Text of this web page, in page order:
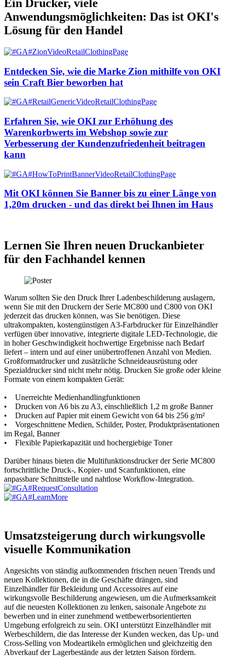
Ein Drucker, viele
Anwendungsmöglichkeiten: Das ist OKI's
Lösung für den Handel
Entdecken Sie, wie die Marke Zion mithilfe von OKI
sein Craft Bier beworben hat
Erfahren Sie, wie OKI zur Erhöhung des
Warenkorbwerts im Webshop sowie zur
Verbesserung der Kundenzufriedenheit beitragen
kann
Mit OKI können Sie Banner bis zu einer Länge von
1,20m drucken - und das direkt bei Ihnen im Haus
Lernen Sie Ihren neuen Druckanbieter
für den Fachhandel kennen
Warum sollten Sie den Druck Ihrer Ladenbeschilderung auslagern,
wenn Sie mit den Druckern der Serie MC800 und C800 von OKI
jederzeit das drucken können, was Sie benötigen. Diese
ultrakompakten, kostengünstigen A3-Farbdrucker für Einzelhändler
verfügen über innovative, integrierte digitale LED-Technologie, die
in hoher Geschwindigkeit hochwertige Ergebnisse nach Bedarf
liefert – intern und auf einer unübertroffenen Anzahl von Medien.
Großformatdrucker und zusätzliche Schneideausrüstung oder
Spezialdrucker sind nicht mehr nötig. Drucken Sie große oder kleine
Formate von einem kompakten Gerät:
• Unerreichte Medienhandlingfunktionen
• Drucken von A6 bis zu A3, einschließlich 1,2 m große Banner
• Drucken auf Papier mit einem Gewicht von 64 bis 256 g/m²
• Vorgeschnittene Medien, Schilder, Poster, Produktpräsentationen
im Regal, Banner
• Flexible Papierkapazität und hochergiebige Toner
Darüber hinaus bieten die Multifunktionsdrucker der Serie MC800
fortschrittliche Druck-, Kopier- und Scanfunktionen, eine
anpassbare Schnittstelle und nahtlose Workflow-Integration.
Umsatzsteigerung durch wirkungsvolle
visuelle Kommunikation
Angesichts von ständig aufkommenden frischen neuen Trends und
neuen Kollektionen, die in die Geschäfte drängen, sind
Einzelhändler für Bekleidung und Accessoires auf eine
wirkungsvolle Beschilderung angewiesen, um die Aufmerksamkeit
auf die neuesten Kollektionen zu lenken, saisonale Angebote zu
bewerben und in einer zunehmend wettbewerbsorientierten
Umgebung erfolgreich zu sein. OKI unterstützt Einzelhändler mit
Werbeschildern, die das Interesse der Kunden wecken, das Up- und
Cross-Selling von Modeartikeln ermöglichen und gleichzeitig den
Abverkauf der Lagerbestände aus der letzten Saison fördern.